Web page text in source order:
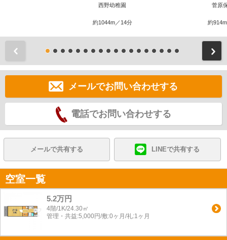
西野幼稚園
約1044m／14分
菅原
約
メールでお問い合わせする
電話でお問い合わせする
メールで共有する LINEで共有する
空室一覧
5.2万円
4階/1K/24.30㎡
管理・共益:5,000円/敷:0ヶ月/礼:1ヶ月